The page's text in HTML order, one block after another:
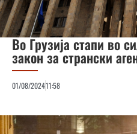
Во Грузија стапи во
закон за странски
01/08/202411:58